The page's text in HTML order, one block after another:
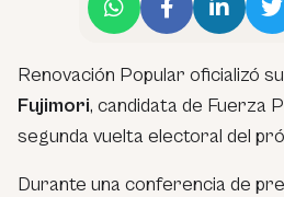
Renovación Popular oficializó
Fujimori, candidata de Fuerza
segunda vuelta electoral del
Durante una conferencia de